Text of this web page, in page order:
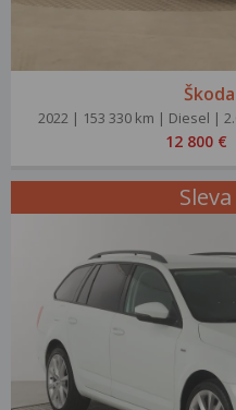
2022 | 153 330 km | Diesel |
12 800 €